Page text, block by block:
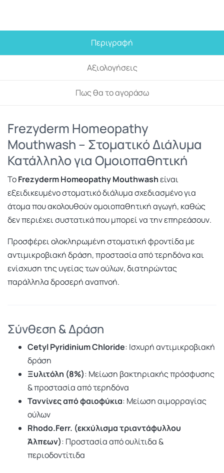
Περιγραφή
Αξιολογήσεις
Πως θα το αγοράσω
Frezyderm Homeopathy
Mouthwash – Στοματικό Διάλυμα
Κατάλληλο για Ομοιοπαθητική
ΤοFrezyderm Homeopathy Mouthwashείναι
εξειδικευμένο στοματικό διάλυμα σχεδιασμένο για
άτομα που ακολουθούν ομοιοπαθητική αγωγή, καθώς
δεν περιέχει συστατικά που μπορεί να την επηρεάσουν.
Προσφέρει ολοκληρωμένη στοματική φροντίδα με
αντιμικροβιακή δράση, προστασία από τερηδόνα και
ενίσχυση της υγείας των ούλων, διατηρώντας
παράλληλα δροσερή αναπνοή.
Σύνθεση & Δράση
Cetyl Pyridinium Chloride: Ισχυρή αντιμικροβιακή
δράση
Ξυλιτόλη (8%): Μείωση βακτηριακής πρόσφυσης
& προστασία από τερηδόνα
Ταννίνες από φαιοφύκια: Μείωση αιμορραγίας
ούλων
Rhodo.Ferr. (εκχύλισμα τριαντάφυλλου
Άλπεων): Προστασία από ουλίτιδα &
περιοδοντίτιδα